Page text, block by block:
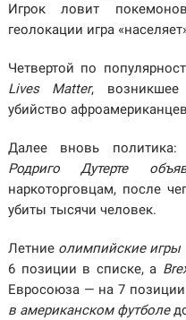
Игрок ловит
геолокации игра
Четвертой по
Lives Matter,
убийство
Далее вновь
Родриго Дутерте
наркоторговцам, после
убиты тысячи человек.
Летние олимпийские
6 позиции в списке, а
Евросоюза — на 7
в американском футболе